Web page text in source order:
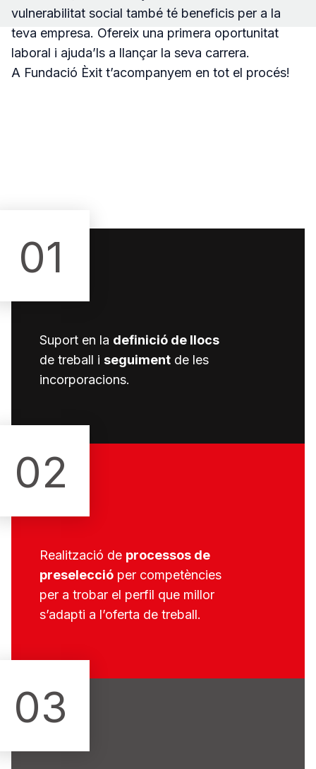
vulnerabilitat social també té beneficis per a la
teva empresa. Ofereix una primera oportunitat
laboral i ajuda’ls a llançar la seva carrera.
A Fundació Èxit t’acompanyem en tot el procés!
Suport en la definició de llocs
de treball i seguiment de les
incorporacions.
01
Realització de processos de
preselecció per competències
per a trobar el perfil que millor
s’adapti a l’oferta de treball.
02
03